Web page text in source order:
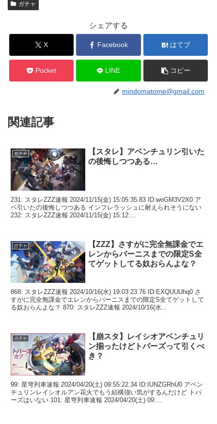
ガチャ
シェアする
X Facebook はてブ
Pocket LINE コピー
mindomatome@gmail.com
関連記事
ガチャ
【スタレ】アベンチュリン引いた
の後悔しつつある…
231: スタレZZZ速報 2024/11/15(金) 15:05:35.83 ID:woGM3V2X0 ア
ベ引いたの後悔しつつある インフレラッシュに耐えられそうにない
232: スタレZZZ速報 2024/11/15(金) 15:12:...
ガチャ
【ZZZ】さすがに完全無課金でエ
レンからバーニスまでの限定S全
てゲットしてる奴おらんよな？
868: スタレZZZ速報 2024/10/16(水) 19:03:23.76 ID:EXQUUUhq0 さ
すがに完全無課金でエレンからバーニスまでの限定S全てゲットして
る奴おらんよな？ 870: スタレZZZ速報 2024/10/16(水...
ガチャ
【崩スタ】レイシオアベンチュリ
ン揃ったけどトパーズって引くべ
き？
99: 星穹列車速報 2024/04/20(土) 09:55:22.34 ID:IUNZGRhU0 アベン
チュリンレイシオルアン花火でもう結構強い気がするんだけど トパ
ーズはいない 101: 星穹列車速報 2024/04/20(土) 09:...